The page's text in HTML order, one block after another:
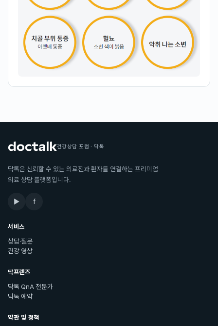
건강상담 포럼 · 닥톡
닥톡은 신뢰할 수 있는 의료진과 환자를 연결하는 프리미엄
의료 상담 플랫폼입니다.
▶ f
서비스
상담·질문
건강 영상
닥프렌즈
닥톡 QnA 전문가
닥톡 예약
약관 및 정책